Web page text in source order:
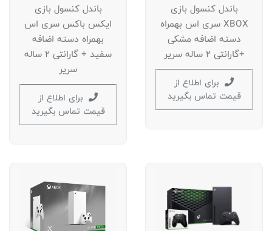
باندل کنسول بازی
XBOX سری اس بهمراه
دسته اضافه مشکی
+گارانتی 2 ساله سریر
برای اطلاع از
قیمت تماس بگیرید
باندل کنسول بازی
ایکس باکس سری اس
بهمراه دسته اضافه
سفید + گارانتی 2 ساله
سریر
برای اطلاع از
قیمت تماس بگیرید